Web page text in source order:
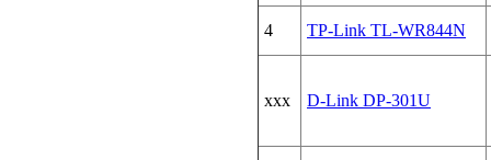
4 TP-Link TL-WR844N
xxx D-Link DP-301U